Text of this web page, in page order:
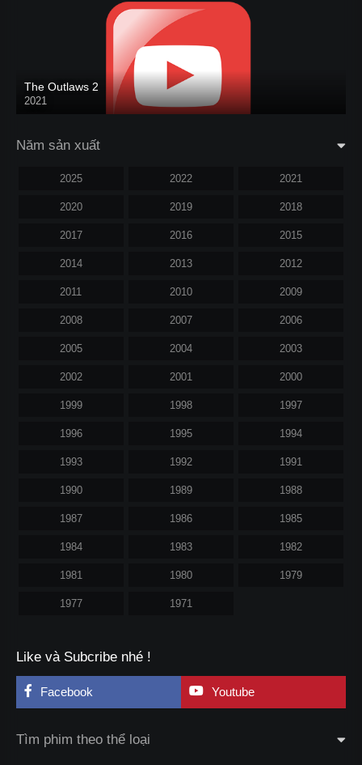
The Outlaws 2
2021
Năm sản xuất
2025 2022 2021
2020 2019 2018
2017 2016 2015
2014 2013 2012
2011 2010 2009
2008 2007 2006
2005 2004 2003
2002 2001 2000
1999 1998 1997
1996 1995 1994
1993 1992 1991
1990 1989 1988
1987 1986 1985
1984 1983 1982
1981 1980 1979
1977 1971
Like và Subcribe nhé !
Facebook Youtube
Tìm phim theo thể loại